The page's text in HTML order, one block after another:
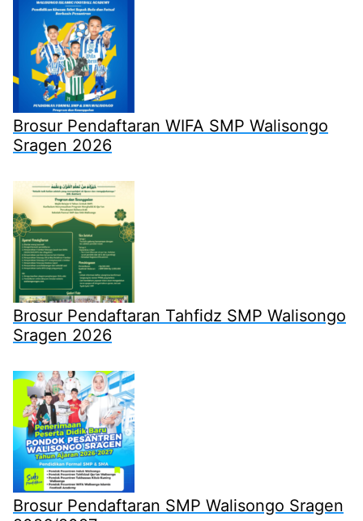
Brosur Pendaftaran WIFA SMP Walisongo
Sragen 2026
Brosur Pendaftaran Tahfidz SMP Walisongo
Sragen 2026
Brosur Pendaftaran SMP Walisongo Sragen